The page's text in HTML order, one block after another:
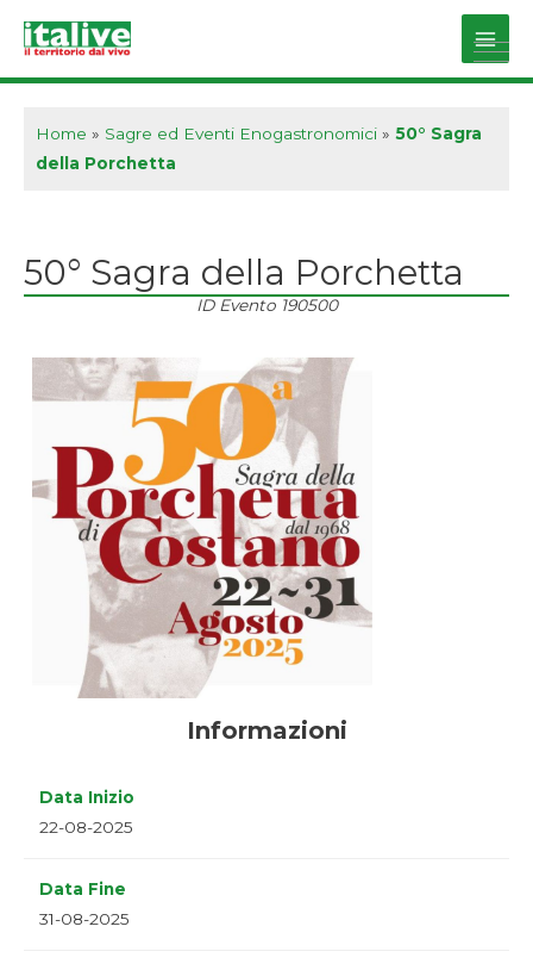
Main
Home » Sagre ed Eventi Enogastronomici » 50° Sagra
della Porchetta
50° Sagra della Porchetta
ID Evento 190500
Informazioni
Data Inizio
22-08-2025
Data Fine
31-08-2025